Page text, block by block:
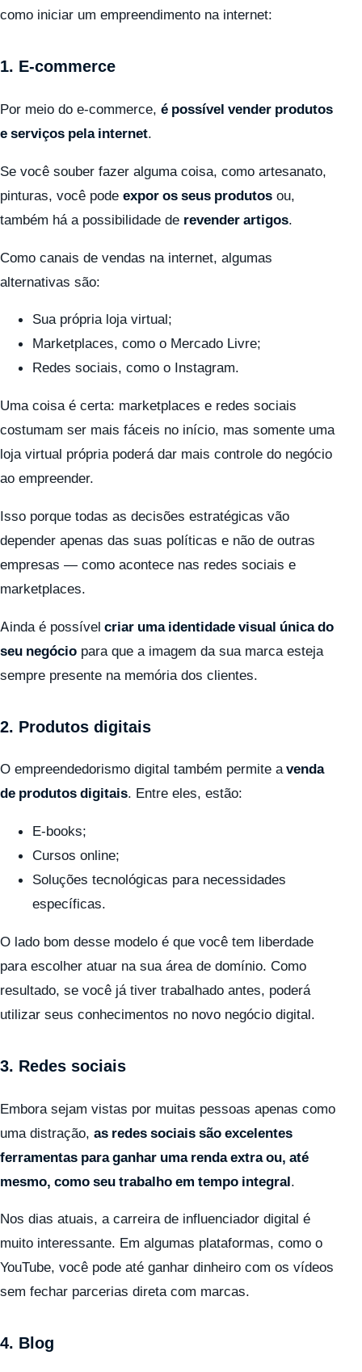
como iniciar um empreendimento na internet:
1. E-commerce
Por meio do e-commerce, é possível vender produtos
e serviços pela internet.
Se você souber fazer alguma coisa, como artesanato,
pinturas, você pode expor os seus produtos ou,
também há a possibilidade de revender artigos.
Como canais de vendas na internet, algumas
alternativas são:
Sua própria loja virtual;
Marketplaces, como o Mercado Livre;
Redes sociais, como o Instagram.
Uma coisa é certa: marketplaces e redes sociais
costumam ser mais fáceis no início, mas somente uma
loja virtual própria poderá dar mais controle do negócio
ao empreender.
Isso porque todas as decisões estratégicas vão
depender apenas das suas políticas e não de outras
empresas — como acontece nas redes sociais e
marketplaces.
Ainda é possível criar uma identidade visual única do
seu negócio para que a imagem da sua marca esteja
sempre presente na memória dos clientes.
2. Produtos digitais
O empreendedorismo digital também permite avenda
de produtos digitais. Entre eles, estão:
E-books;
Cursos online;
Soluções tecnológicas para necessidades
específicas.
O lado bom desse modelo é que você tem liberdade
para escolher atuar na sua área de domínio. Como
resultado, se você já tiver trabalhado antes, poderá
utilizar seus conhecimentos no novo negócio digital.
3. Redes sociais
Embora sejam vistas por muitas pessoas apenas como
uma distração, as redes sociais são excelentes
ferramentas para ganhar uma renda extra ou, até
mesmo, como seu trabalho em tempo integral.
Nos dias atuais, a carreira de influenciador digital é
muito interessante. Em algumas plataformas, como o
YouTube, você pode até ganhar dinheiro com os vídeos
sem fechar parcerias direta com marcas.
4. Blog